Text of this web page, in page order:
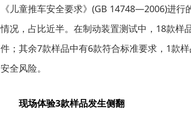
《儿童推车安全要求》(GB 14748—2006)进
情况，占比近半。在制动装置测试中，18款样
件；其余7款样品中有6款符合标准要求，1款
安全风险。
现场体验3款样品发生侧翻